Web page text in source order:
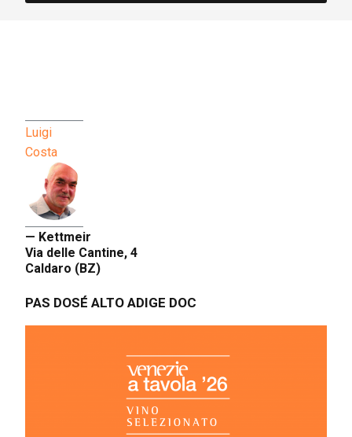
Luigi
Costa
— Kettmeir
Via delle Cantine, 4
Caldaro (BZ)
PAS DOSÉ ALTO ADIGE DOC